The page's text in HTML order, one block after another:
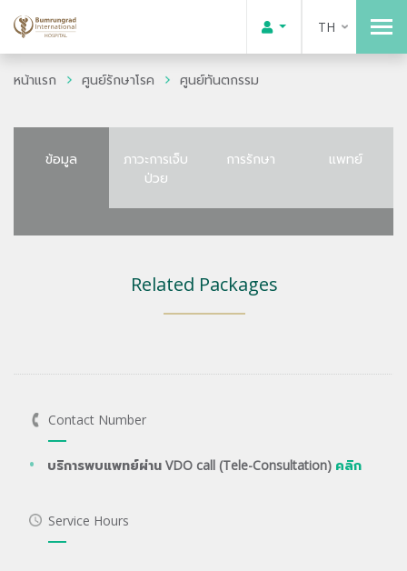
TH
หน้าแรก ศูนย์รักษาโรค ศูนย์ทันตกรรม
ข้อมูล
ภาวะการเจ็บ
ป่วย
การรักษา แพทย์
Related Packages
Contact Number
บริการพบแพทย์ผ่าน VDO call (Tele-Consultation) คลิก
Service Hours